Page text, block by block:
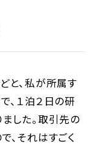
と、私が所属す
、１泊２日の研
した。取引先の
、それはすごく